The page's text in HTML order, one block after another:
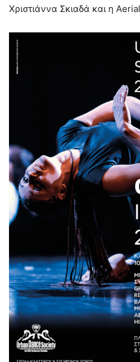
Χριστιάννα Σκιαδά και η